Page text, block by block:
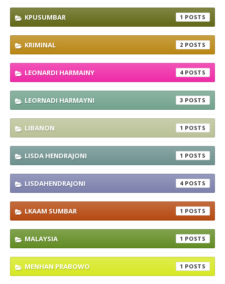
KPUSUMBAR 1
KRIMINAL 2
LEONARDI HARMAINY 4
LEORNADI HARMAYNI 3
LIBANON 1
LISDA HENDRAJONI 1
LISDAHENDRAJONI 4
LKAAM SUMBAR 1
MALAYSIA 1
MENHAN PRABOWO 1